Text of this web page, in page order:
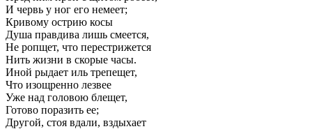
И червь у ног его немеет;
Кривому острию косы
Душа правдива лишь смеется,
Не ропщет, что перестрижется
Нить жизни в скорые часы.
Иной рыдает иль трепещет,
Что изощренно лезвее
Уже над головою блещет,
Готово поразить ее;
Другой, стоя вдали, вздыхает